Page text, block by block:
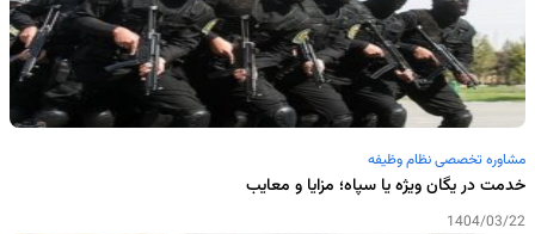
مشاوره تخصصی نظام وظیفه
خدمت در یگان ویژه یا سپاه؛ مزایا و معایب
1404/03/22